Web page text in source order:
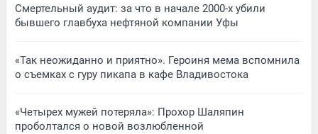
Смертельный аудит: за что в начале 2000-х убили
бывшего главбуха нефтяной компании Уфы
«Так неожиданно и приятно». Героиня мема вспомнила
о съемках с гуру пикапа в кафе Владивостока
«Четырех мужей потеряла»: Прохор Шаляпин
проболтался о новой возлюбленной